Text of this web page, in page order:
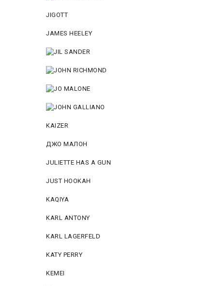
JIGOTT
JAMES HEELEY
KAIZER
ДЖО МАЛОН
JULIETTE HAS A GUN
JUST HOOKAH
KAQIYA
KARL ANTONY
KARL LAGERFELD
KATY PERRY
KEMEI